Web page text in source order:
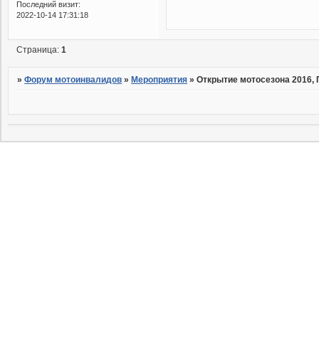
Последний визит:
2022-10-14 17:31:18
Страница:1
»Форум мотоинвалидов »Мероприятия »Открытие мотосезона 2016,